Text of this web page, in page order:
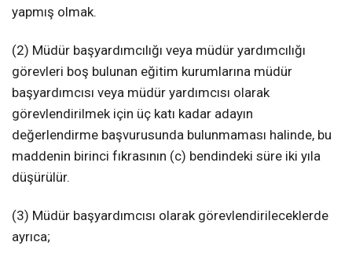
yapmış olmak.
(2) Müdür başyardımcılığı veya müdür yardımcılığı
görevleri boş bulunan eğitim kurumlarına müdür
başyardımcısı veya müdür yardımcısı olarak
görevlendirilmek için üç katı kadar adayın
değerlendirme başvurusunda bulunmaması halinde, bu
maddenin birinci fıkrasının (c) bendindeki süre iki yıla
düşürülür.
(3) Müdür başyardımcısı olarak görevlendirileceklerde
ayrıca;